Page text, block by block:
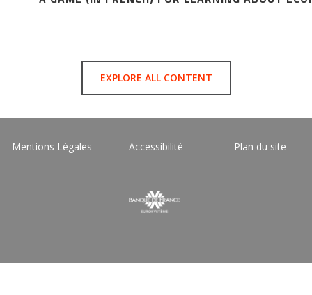
EXPLORE ALL CONTENT
Mentions Légales Accessibilité Plan du site